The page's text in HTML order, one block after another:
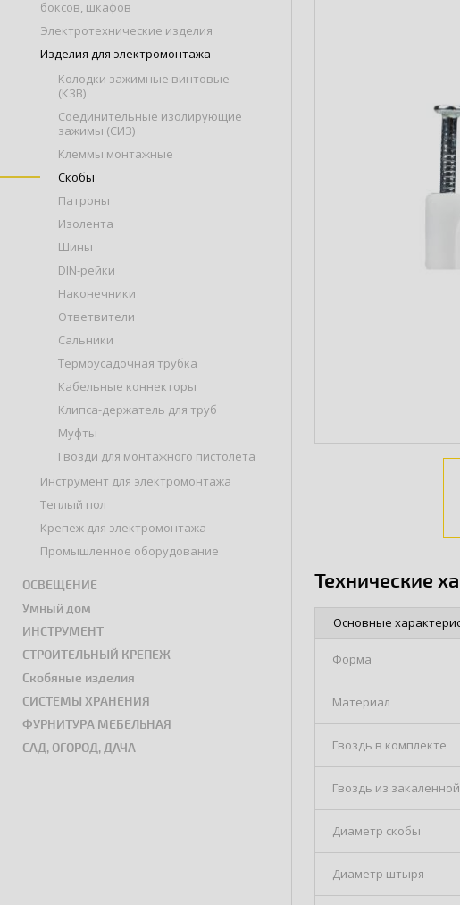
боксов, шкафов
Электротехнические изделия
Изделия для электромонтажа
Колодки зажимные винтовые
(КЗВ)
Соединительные изолирующие
зажимы (СИЗ)
Клеммы монтажные
Скобы
Патроны
Изолента
Шины
DIN-рейки
Наконечники
Ответвители
Сальники
Термоусадочная трубка
Кабельные коннекторы
Клипса-держатель для труб
Муфты
Гвозди для монтажного пистолета
Инструмент для электромонтажа
Теплый пол
Крепеж для электромонтажа
Промышленное оборудование
ОСВЕЩЕНИЕ
Умный дом
ИНСТРУМЕНТ
СТРОИТЕЛЬНЫЙ КРЕПЕЖ
Скобяные изделия
СИСТЕМЫ ХРАНЕНИЯ
ФУРНИТУРА МЕБЕЛЬНАЯ
САД, ОГОРОД, ДАЧА
Технические
Основные
Форма
Материал
Гвоздь в комплекте
Гвоздь из
Диаметр скобы
Диаметр штыря